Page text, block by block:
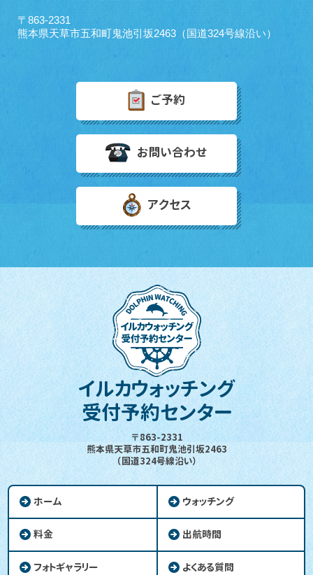
〒863-2331
熊本県天草市五和町鬼池引坂2463（国道324号線沿い）
ご予約
お問い合わせ
アクセス
イルカウォッチング
受付予約センター
〒863-2331
熊本県天草市五和町鬼池引坂2463
（国道324号線沿い）
ホーム ウォッチング
料金 出航時間
フォトギャラリー よくある質問